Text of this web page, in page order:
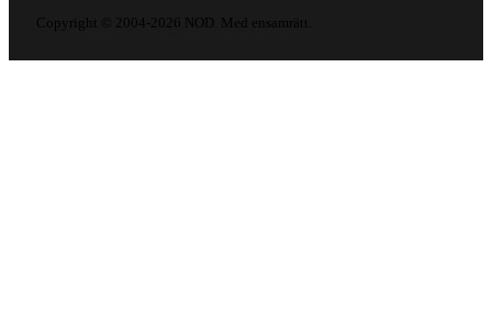
Copyright © 2004-2026 NOD. Med ensamrätt.